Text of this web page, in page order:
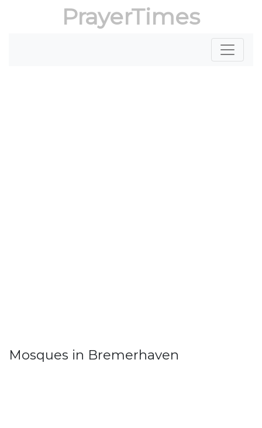
PrayerTimes
Mosques in Bremerhaven